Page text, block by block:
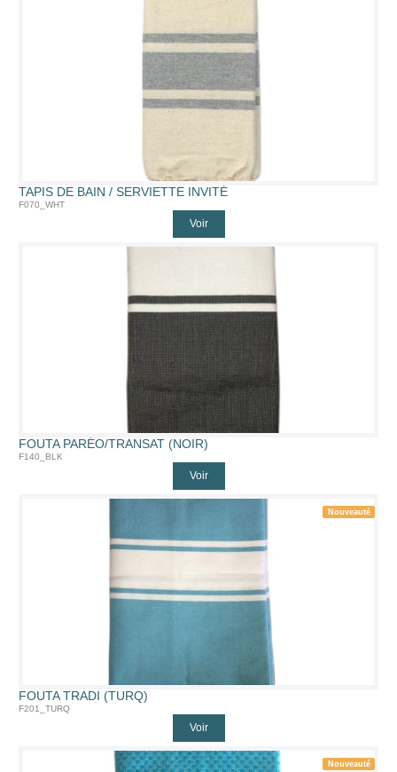
TAPIS DE BAIN / SERVIETTE INVITÉ
F070_WHT
Voir
FOUTA PARÉO/TRANSAT (NOIR)
F140_BLK
Voir
Nouveauté
FOUTA TRADI (TURQ)
F201_TURQ
Voir
Nouveauté